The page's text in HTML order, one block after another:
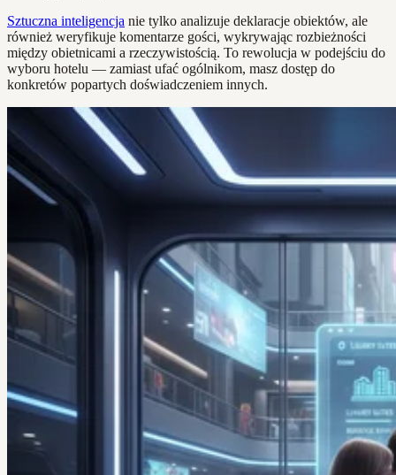
Sztuczna inteligencja nie tylko analizuje deklaracje obiektów, ale
również weryfikuje komentarze gości, wykrywając rozbieżności
między obietnicami a rzeczywistością. To rewolucja w podejściu do
wyboru hotelu — zamiast ufać ogólnikom, masz dostęp do
konkretów popartych doświadczeniem innych.